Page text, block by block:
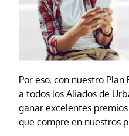
Por eso, con nuestro
a todos los Aliados de
ganar excelentes
que compre en nuestros